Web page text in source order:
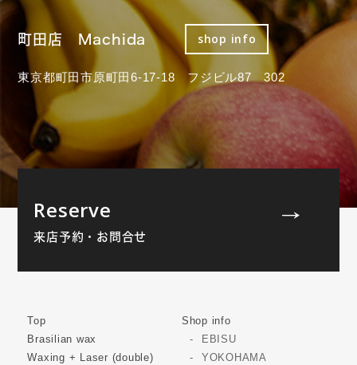
町田店 Machida shop info
東京都町田市原町田6-17-18 フジビル87 302
Reserve
来店予約・お問合せ
Top
Brasilian wax
Waxing + Laser (double)
Shop info
EBISU
YOKOHAMA